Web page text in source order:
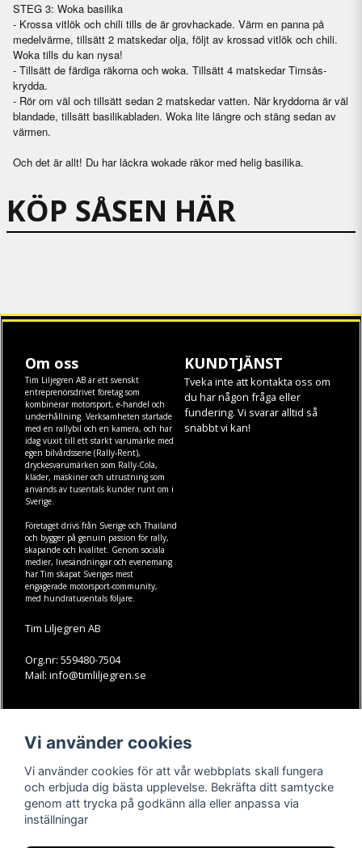
STEG 3: Woka basilika
- Krossa vitlök och chili tills de är grovhackade. Värm en panna på
medelvärme, tillsätt 2 matskedar olja, följt av krossad vitlök och chili.
Woka tills du kan nysa!
- Tillsätt de färdiga räkorna och woka. Tillsätt 4 matskedar Timsås-
krydda.
- Rör om väl och tillsätt sedan 2 matskedar vatten. När kryddorna är väl
blandade, tillsätt basilikabladen. Woka lite längre och stäng sedan av
värmen.
Och det är allt! Du har läckra wokade räkor med helig basilika.
KÖP SÅSEN HÄR
Om oss
Tim Liljegren AB är ett svenskt
entreprenörsdrivet företag som
kombinerar motorsport, e-handel och
underhållning. Verksamheten startade
med en rallybil och en kamera, och har
idag vuxit till ett starkt varumärke med
egen bilvårdsserie (Rally-Rent),
dryckesvarumärken som Rally-Cola,
kläder, maskineroch utrustning som
används av tusentals kunder runt om i
Sverige.
Företaget drivs från Sverige och Thailand
och bygger på genuin passion för rally,
skapande och kvalitet. Genom sociala
medier, livesändningar och evenemang
har Tim skapat Sveriges mest
engagerade motorsport-community,
med hundratusentals följare.
Tim Liljegren AB
Org.nr: 559480-7504
Mail: info@timliljegren.se
KUNDTJÄNST
Tveka inte att kontakta oss om
du har någon fråga eller
fundering. Vi svarar alltid så
snabbt vi kan!
Köpvillkor
Kontakt
Youtube-videos
Instagram
Youtube
TikTok
Vi använder cookies
Vi använder cookies för att vår webbplats skall fungera
och erbjuda dig bästa upplevelse. Bekräfta ditt samtycke
genom att trycka på godkänn alla eller anpassa via
inställningar